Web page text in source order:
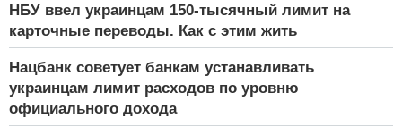
НБУ ввел украинцам 150-тысячный лимит на
карточные переводы. Как с этим жить
Нацбанк советует банкам устанавливать
украинцам лимит расходов по уровню
официального дохода